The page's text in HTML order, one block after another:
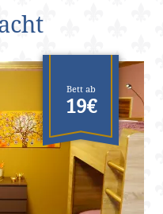
Bett ab
19€